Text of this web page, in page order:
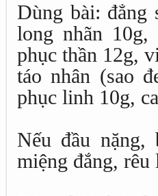
Dùng bài: đẳng
long nhãn
phục thần 12g,
táo nhân (sao
phục linh 10g,
Nếu đầu nặng,
miệng đắng,